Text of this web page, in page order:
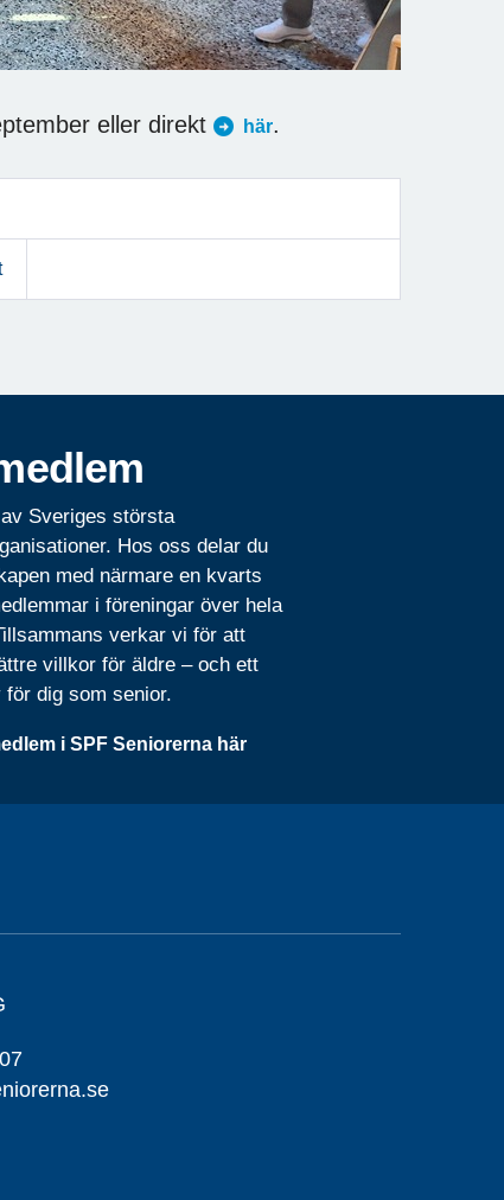
eller direkt här.
Sveriges största
Hos oss delar du
med närmare en kvarts
i föreningar över hela
verkar vi för att
villkor för äldre – och ett
dig som senior.
i SPF Seniorerna här